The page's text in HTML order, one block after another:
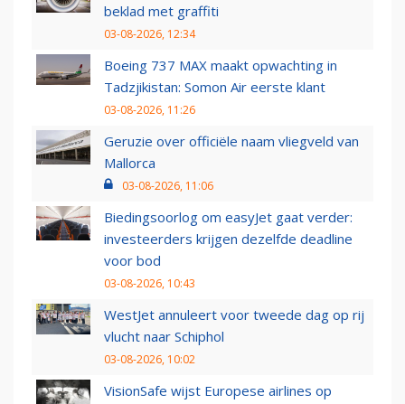
beklad met graffiti
03-08-2026, 12:34
Boeing 737 MAX maakt opwachting in
Tadzjikistan: Somon Air eerste klant
03-08-2026, 11:26
Geruzie over officiële naam vliegveld van
Mallorca
03-08-2026, 11:06
Biedingsoorlog om easyJet gaat verder:
investeerders krijgen dezelfde deadline
voor bod
03-08-2026, 10:43
WestJet annuleert voor tweede dag op rij
vlucht naar Schiphol
03-08-2026, 10:02
VisionSafe wijst Europese airlines op